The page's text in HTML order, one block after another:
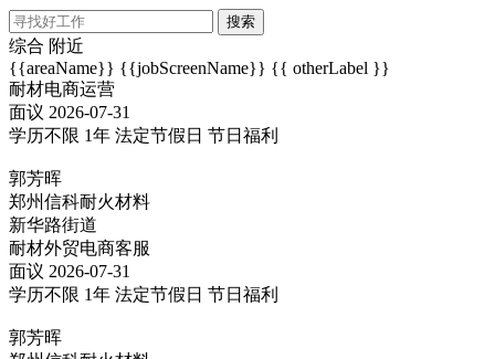
搜索
综合 附近
{{areaName}} {{jobScreenName}} {{ otherLabel }}
耐材电商运营
面议 2026-07-31
学历不限 1年 法定节假日 节日福利
郭芳晖
郑州信科耐火材料
新华路街道
耐材外贸电商客服
面议 2026-07-31
学历不限 1年 法定节假日 节日福利
郭芳晖